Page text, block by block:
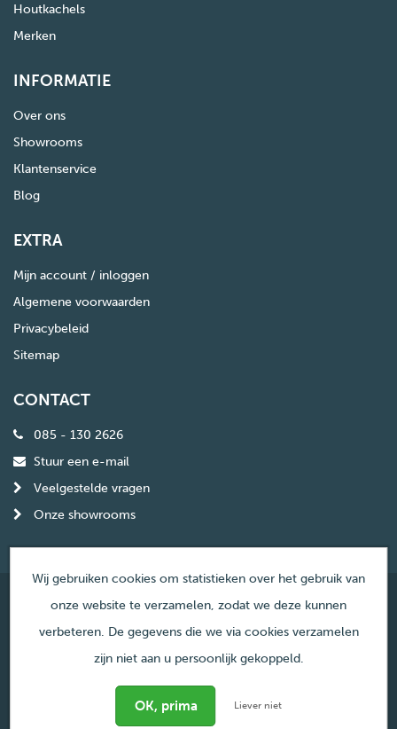
Houtkachels
Merken
INFORMATIE
Over ons
Showrooms
Klantenservice
Blog
EXTRA
Mijn account / inloggen
Algemene voorwaarden
Privacybeleid
Sitemap
CONTACT
085 - 130 2626
Stuur een e-mail
Veelgestelde vragen
Onze showrooms
© Copyright Haardencentrum Nederland
Wij gebruiken cookies om statistieken over het gebruik van
onze website te verzamelen, zodat we deze kunnen
verbeteren. De gegevens die we via cookies verzamelen
zijn niet aan u persoonlijk gekoppeld.
Liever niet